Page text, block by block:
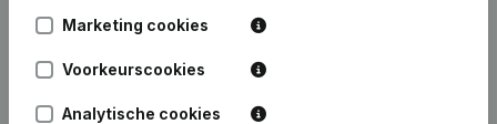
Marketing cookies
Voorkeurscookies
Analytische cookies